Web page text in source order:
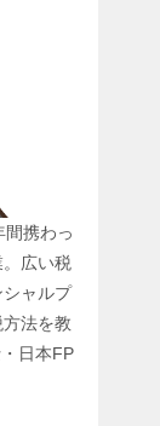
携わっ
広い税
ャルプ
法を教
日本FP